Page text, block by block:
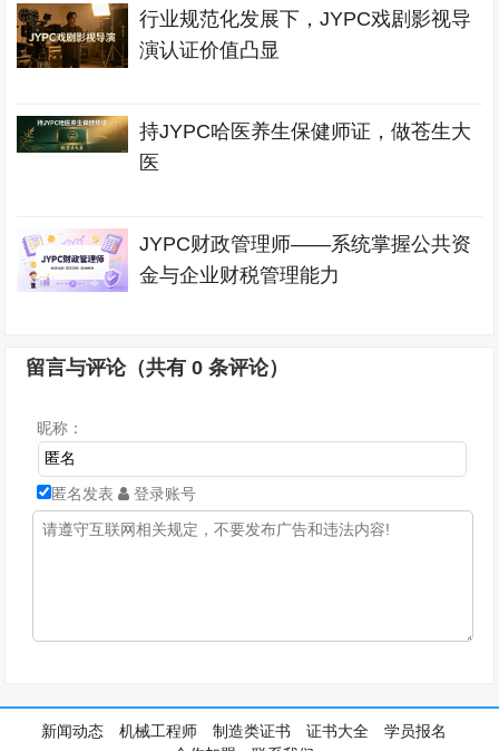
行业规范化发展下，JYPC戏剧影视导
演认证价值凸显
持JYPC哈医养生保健师证，做苍生大
医
JYPC财政管理师——系统掌握公共资
金与企业财税管理能力
留言与评论（共有0 条评论）
昵称：
匿名发表 登录账号
新闻动态 机械工程师 制造类证书 证书大全
学员报名